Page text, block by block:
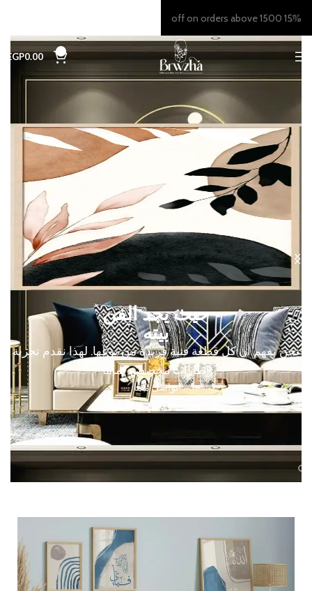
EGP0.00
حيث يجد الفن
بيته
نحن نفهم أن كل قطعة فنية فريدة من نوعها. لهذا نقدم تجربة
إطارات مخصصة تمامًا
تواصل معنا
15% off on orders above 1500